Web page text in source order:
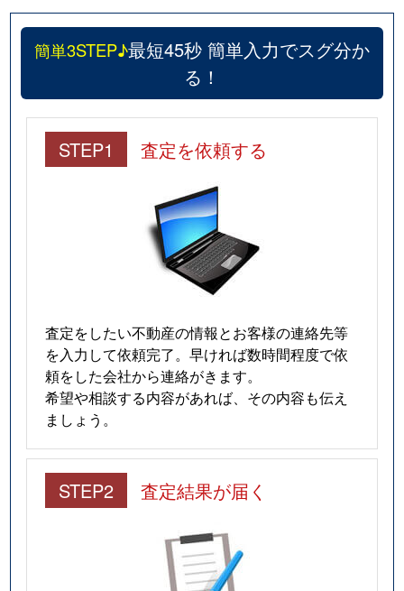
簡単3STEP♪最短45秒 簡単入力でスグ分か
る！
STEP1 査定を依頼する
査定をしたい不動産の情報とお客様の連絡先等
を入力して依頼完了。早ければ数時間程度で依
頼をした会社から連絡がきます。
希望や相談する内容があれば、その内容も伝え
ましょう。
STEP2 査定結果が届く